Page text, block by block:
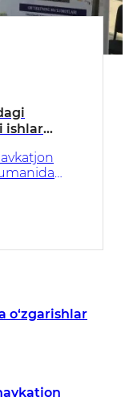
ishlar
o‘zgarishlar